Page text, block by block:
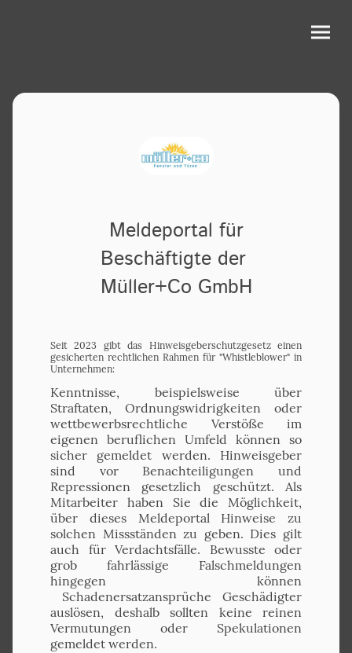
Meldeportal für
Beschäftigte der
Müller+Co GmbH
Seit 2023 gibt das Hinweisgeberschutzgesetz einen
gesicherten rechtlichen Rahmen für "Whistleblower" in
Unternehmen:
Kenntnisse, beispielsweise über
Straftaten, Ordnungswidrigkeiten oder
wettbewerbsrechtliche Verstöße im
eigenen beruflichen Umfeld können so
sicher gemeldet werden. Hinweisgeber
sind vor Benachteiligungen und
Repressionen gesetzlich geschützt. Als
Mitarbeiter haben Sie die Möglichkeit,
über dieses Meldeportal Hinweise zu
solchen Missständen zu geben. Dies gilt
auch für Verdachtsfälle. Bewusste oder
grob fahrlässige Falschmeldungen
hingegen können
Schadenersatzansprüche Geschädigter
auslösen, deshalb sollten keine reinen
Vermutungen oder Spekulationen
gemeldet werden.